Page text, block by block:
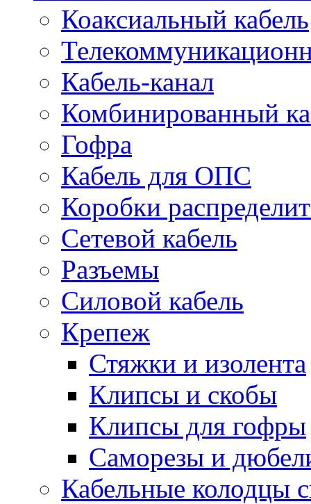
Коаксиальный кабель
Кабель-канал
Комбинированный
Гофра
Кабель для ОПС
Коробки
Сетевой кабель
Разъемы
Силовой кабель
Крепеж
Стяжки и изолента
Клипсы и скобы
Клипсы для гофры
Саморезы и
Кабельные колодцы